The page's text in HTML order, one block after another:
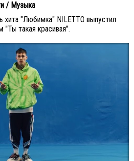
/ Музыка
хита "Любимка" NILETTO выпустил
"Ты такая красивая".